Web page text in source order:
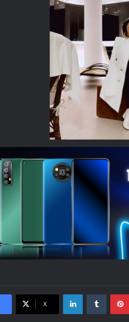
X
LinkedinTumblr